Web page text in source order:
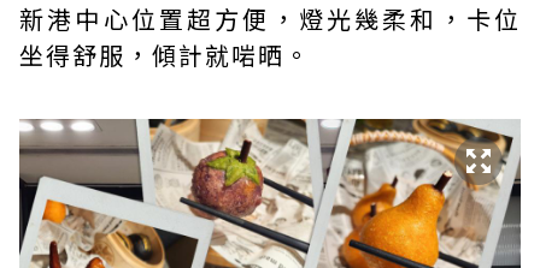
新港中心位置超方便，燈光幾柔和，卡位
坐得舒服，傾計就啱晒。